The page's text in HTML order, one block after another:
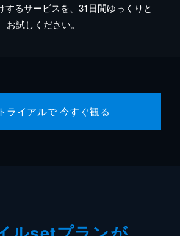
するサービスを、31日間ゆっくりと
お試しください。
ライアルで 今すぐ観る